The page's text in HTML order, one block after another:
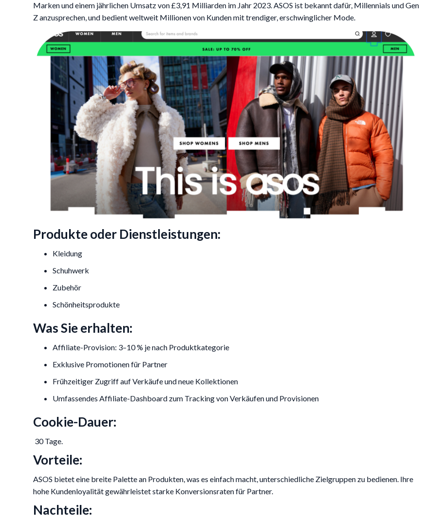
Marken und einem jährlichen Umsatz von £3,91 Milliarden im Jahr 2023. ASOS ist bekannt dafür, Millennials und Gen
Z anzusprechen, und bedient weltweit Millionen von Kunden mit trendiger, erschwinglicher Mode.
Produkte oder Dienstleistungen:
Kleidung
Schuhwerk
Zubehör
Schönheitsprodukte
Was Sie erhalten:
Affiliate-Provision: 3–10 % je nach Produktkategorie
Exklusive Promotionen für Partner
Frühzeitiger Zugriff auf Verkäufe und neue Kollektionen
Umfassendes Affiliate-Dashboard zum Tracking von Verkäufen und Provisionen
Cookie-Dauer:
30 Tage.
Vorteile:
ASOS bietet eine breite Palette an Produkten, was es einfach macht, unterschiedliche Zielgruppen zu bedienen. Ihre
hohe Kundenloyalität gewährleistet starke Konversionsraten für Partner.
Nachteile: